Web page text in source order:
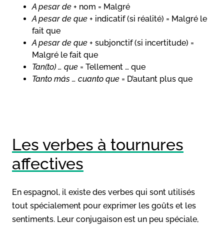
A pesar de + nom = Malgré
A pesar de que + indicatif (si réalité) = Malgré le
fait que
A pesar de que + subjonctif (si incertitude) =
Malgré le fait que
Tan(to) … que = Tellement … que
Tanto más … cuanto que = D’autant plus que
Les verbes à tournures
affectives
En espagnol, il existe des verbes qui sont utilisés
tout spécialement pour exprimer les goûts et les
sentiments. Leur conjugaison est un peu spéciale,